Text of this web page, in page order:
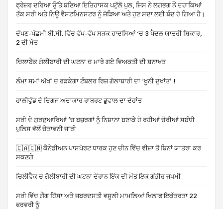
ਫ੍ਰੇਜ਼ਰ ਦਰਿਆ ਉੱਤੇ ਬਣਿਆ ਇਤਿਹਾਸਕ ਪਟੁੱਲੋ ਪੁਲ, ਜਿਸ ਨੇ ਲਗਭਗ ਨੌਂ ਦਹਾਕਿਆਂ
ਤੱਕ ਸਰੀ ਅਤੇ ਨਿਊ ਵੈਸਟਮਿਨਸਟਰ ਨੂੰ ਜੋੜਿਆ ਅਤੇ ਹੁਣ ਸਦਾ ਲਈ ਬੰਦ ਹੋ ਗਿਆ ਹੈ।
ਦੱਖਣ-ਪੱਛਮੀ ਬੀ.ਸੀ. ਵਿੱਚ ਵੱਖ-ਵੱਖ ਸੜਕ ਹਾਦਸਿਆਂ ‘ਚ 3 ਪੈਦਲ ਯਾਤਰੀ ਸ਼ਿਕਾਰ,
2 ਦੀ ਮੌਤ
ਚਿਲਾਬੈਕ ਗੋਲੀਬਾਰੀ ਦੀ ਘਟਨਾ ਚ ਮਾਰੇ ਗਏ ਵਿਅਕਤੀ ਦੀ ਸ਼ਨਾਖਤ
ਲੰਮਾ ਸਮਾਂ ਅੱਖਾਂ ਚ ਰੜਕੇਗਾ ਟੰਬਲਰ ਰਿਜ਼ ਗੋਲਾਬਾਰੀ ਦਾ ‘ਖੂਨੀ ਦੁਖਾਂਤ’ !
ਹਾਲੀਵੁੱਡ ਦੇ ਦਿਗਜ ਅਦਾਕਾਰ ਰਾਬਰਟ ਡੁਵਾਲ ਦਾ ਦੇਹਾਂਤ
ਸਰੀ ਦੇ ਗੁਰਦੁਆਰਿਆਂ ’ਚ ਬਜ਼ੁਰਗਾਂ ਨੂੰ ਨਿਸ਼ਾਨਾ ਬਣਾਕੇ ਹੋ ਰਹੀਆਂ ਚੋਰੀਆਂ ਸਬੰਧੀ
ਪੁਲਿਸ ਵੱਲੋਂ ਚੇਤਾਵਨੀ ਜਾਰੀ
🇨🇦🇨🇳 ਕੈਨੇਡੀਅਨ ਪਾਸਪੋਰਟ ਧਾਰਕ ਹੁਣ ਚੀਨ ਵਿੱਚ ਵੀਜ਼ਾ ਤੋਂ ਬਿਨਾਂ ਯਾਤਰਾ ਕਰ
ਸਕਣਗੇ
ਚਿਲੀਵੈਕ ਚ ਗੋਲੀਬਾਰੀ ਦੀ ਘਟਨਾ ਦੌਰਾਨ ਇੱਕ ਦੀ ਮੌਤ ਇਕ ਗੰਭੀਰ ਜਖਮੀ
ਸਰੀ ਵਿੱਚ ਗੈਂਗ ਹਿੱਸਾ ਅਤੇ ਜਬਰਦਸਤੀ ਵਸੂਲੀ ਮਾਮਲਿਆਂ ਖਿਲਾਫ ਇਕੱਤਰਤਾ 22
ਫਰਵਰੀ ਨੂੰ